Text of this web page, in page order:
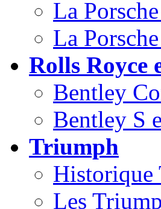
La
La
Rolls Royce
Bentley
Bentley S
Triumph
Historique
Les